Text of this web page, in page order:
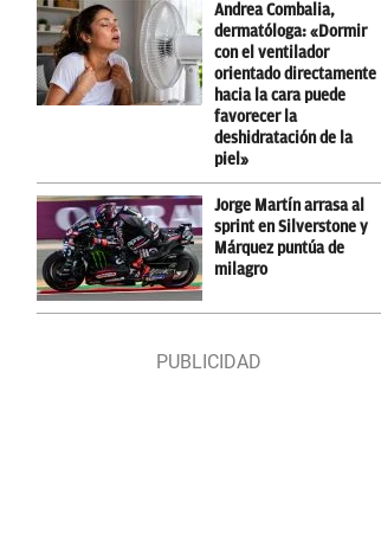
Andrea Combalia,
dermatóloga: «Dormir
con el ventilador
orientado directamente
hacia la cara puede
favorecer la
deshidratación de la
piel»
Jorge Martín arrasa al
sprint en Silverstone y
Márquez puntúa de
milagro